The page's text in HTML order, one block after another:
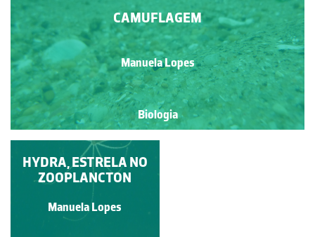
CAMUFLAGEM
Manuela Lopes
Biologia
VORTICELLA
Manuela Lopes
HYDRA, ESTRELA NO
ZOOPLANCTON
Manuela Lopes